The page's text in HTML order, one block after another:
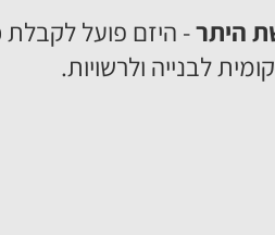
היתר- היזם פועל לקבלת
לבנייה ולרשויות.